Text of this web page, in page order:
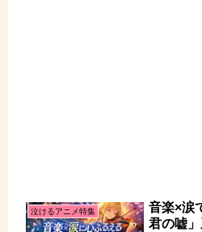
泣けるアニメ特集
音楽×涙
君の嘘